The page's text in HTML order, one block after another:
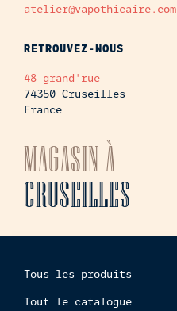
atelier@vapothicaire.com
RETROUVEZ-NOUS
48 grand'rue
74350 Cruseilles
France
MAGASIN À
CRUSEILLES
Tous les produits
Tout le catalogue